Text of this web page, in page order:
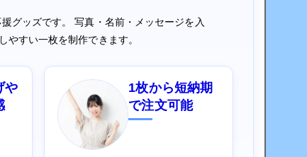
グッズです。 写真・名前・メッセージを入
すい一枚を制作できます。
や
1枚から短納期
で注文可能